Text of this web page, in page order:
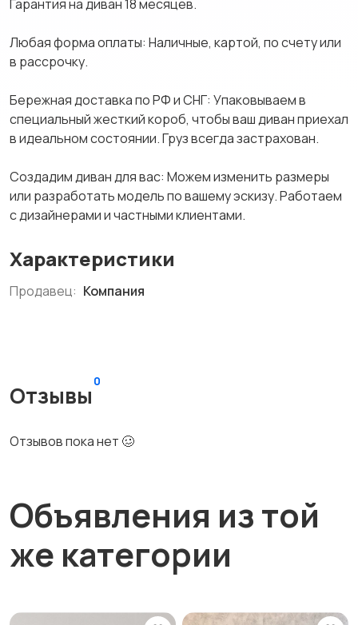
Гарантия на диван 18 месяцев.
Любая форма оплаты: Наличные, картой, по счету или
в рассрочку.
Бережная доставка по РФ и СНГ: Упаковываем в
специальный жесткий короб, чтобы ваш диван приехал
в идеальном состоянии. Груз всегда застрахован.
Создадим диван для вас: Можем изменить размеры
или разработать модель по вашему эскизу. Работаем
с дизайнерами и частными клиентами.
Характеристики
Продавец: Компания
Отзывы
0
Отзывов пока нет 🥴
Объявления из той
же категории